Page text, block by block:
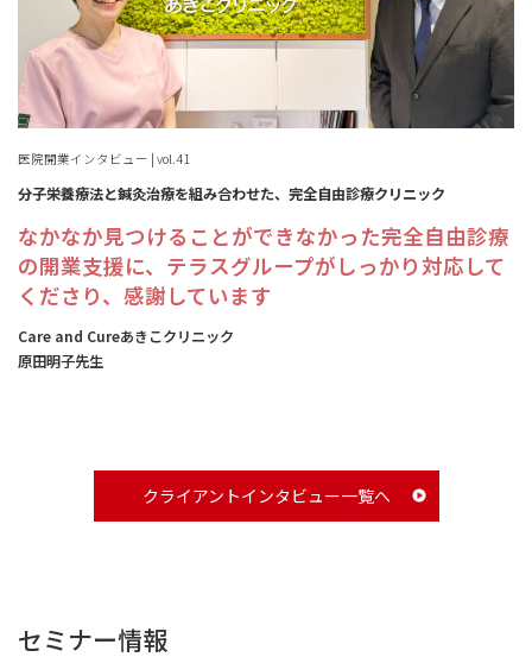
医院開業インタビュー | vol.41
分子栄養療法と鍼灸治療を組み合わせた、完全自由診療クリニック
なかなか見つけることができなかった完全自由診療
の開業支援に、テラスグループがしっかり対応して
くださり、感謝しています
Care and Cureあきこクリニック
原田明子先生
クライアントインタビュー一覧へ
セミナー情報